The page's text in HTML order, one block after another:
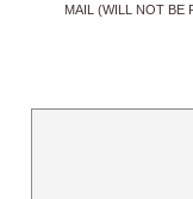
MAIL (WILL NOT BE